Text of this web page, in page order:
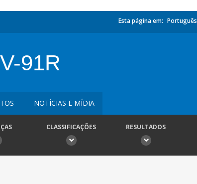
Esta página em: Português
91R
NOTÍCIAS E MÍDIA
CLASSIFICAÇÕES RESULTADOS